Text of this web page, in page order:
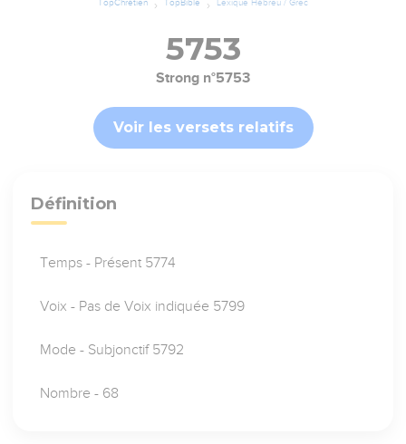
TopChrétien TopBible Lexique Hébreu / Grec
5753
Strong n°5753
Voir les versets relatifs
Définition
Temps - Présent 5774
Voix - Pas de Voix indiquée 5799
Mode - Subjonctif 5792
Nombre - 68